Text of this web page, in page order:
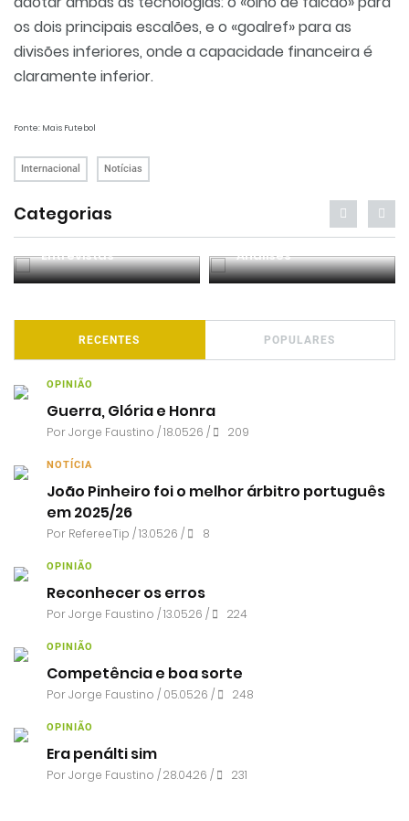
os dois principais escalões, e o «goalref» para as
divisões inferiores, onde a capacidade financeira é
claramente inferior.
Fonte: Mais Futebol
Internacional Notícias
Categorias
Entrevistas Análises
RECENTES POPULARES
OPINIÃO
Guerra, Glória e Honra
PorJorge Faustino / 18.05.26 / 209
NOTÍCIA
João Pinheiro foi o melhor árbitro português
em 2025/26
Por RefereeTip / 13.05.26 / 8
OPINIÃO
Reconhecer os erros
PorJorge Faustino / 13.05.26 / 224
OPINIÃO
Competência e boa sorte
PorJorge Faustino / 05.05.26 / 248
OPINIÃO
Era penálti sim
PorJorge Faustino / 28.04.26 / 231